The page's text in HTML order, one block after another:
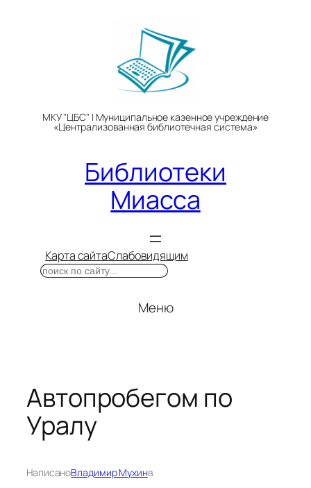
МКУ "ЦБС" | Муниципальное казенное учреждение
«Централизованная библиотечная система»
Библиотеки
Миасса
Карта сайтаСлабовидящим
Поиск
Меню
Автопробегом по
Уралу
НаписаноВладимир Мухинв